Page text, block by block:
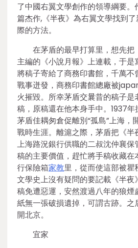
了中國右翼文學創作的領導綱要
篇杰作,《半夜》為右翼文學找到
際的方法。
在茅盾的最早打算里，想先把
主編的《小說月報》上連載，于是
將稿子寄給了商務印書館，千萬不
戰事迸發，商務印書館總廠被
火摧毀。所幸茅盾交曩昔的稿子是
稿，原稿還在他本身手中。1937年
茅盾佳耦匆倉促離別“孤島”上海，
戰時生涯。離滬之際，茅盾把《半
上海路況銀行供職的二叔沈仲襄保
稿的主要價值，趕忙將手稿收藏在
行保險箱家教里，從而使這部被瞿
文學史上沒有疑問的要記載《半夜
稿免遭惡運，安然渡過八年的狼
紙無一張破損遺掉，可謂古跡。之
開北京。
宜家